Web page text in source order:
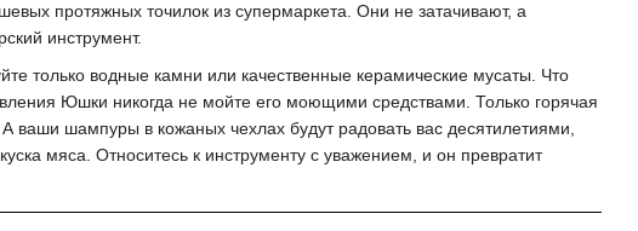
протяжных точилок из супермаркета. Они не затачивают, а
инструмент.
только водные камни или качественные керамические мусаты. Что
Юшки никогда не мойте его моющими средствами. Только горячая
шампуры в кожаных чехлах будут радовать вас десятилетиями,
мяса. Относитесь к инструменту с уважением, и он превратит